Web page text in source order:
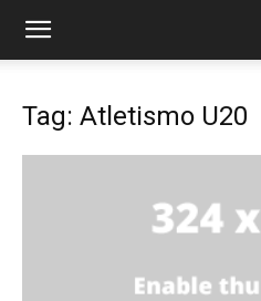
Tag: Atletismo U20